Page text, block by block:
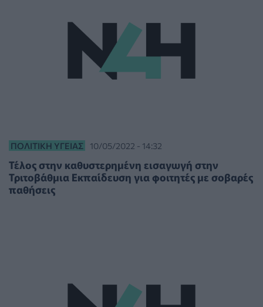
ΠΟΛΙΤΙΚΉ ΥΓΕΊΑΣ 10/05/2022 - 14:32
Τέλος στην καθυστερημένη εισαγωγή στην
Τριτοβάθμια Εκπαίδευση για φοιτητές με σοβαρές
παθήσεις